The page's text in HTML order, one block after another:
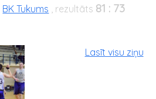
BK Tukums , rezultāts 81 : 73
Lasīt visu ziņu